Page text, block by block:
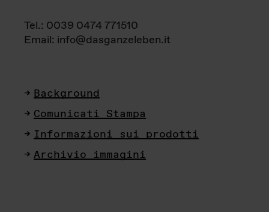
Tel.: 0039 0474 771510
Email: info@dasganzeleben.it
Background
Comunicati Stampa
Informazioni sui prodotti
Archivio immagini